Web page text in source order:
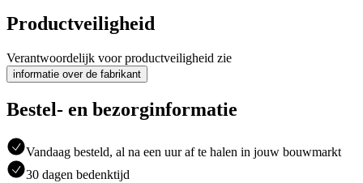
Productveiligheid
Verantwoordelijk voor productveiligheid zie
informatie over de fabrikant
Bestel- en bezorginformatie
Vandaag besteld, al na een uur af te halen in jouw bouwmarkt
30 dagen bedenktijd